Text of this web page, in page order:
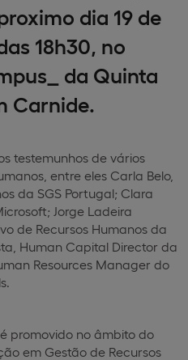
dia 19 de
18h30, no
da Quinta
Carnide.
testemunhos de vários
entre eles Carla Belo,
da SGS Portugal; Clara
Jorge Ladeira
de Recursos Humanos da
Human Capital Director da
Resources Manager do
promovido no âmbito do
em Gestão de Recursos